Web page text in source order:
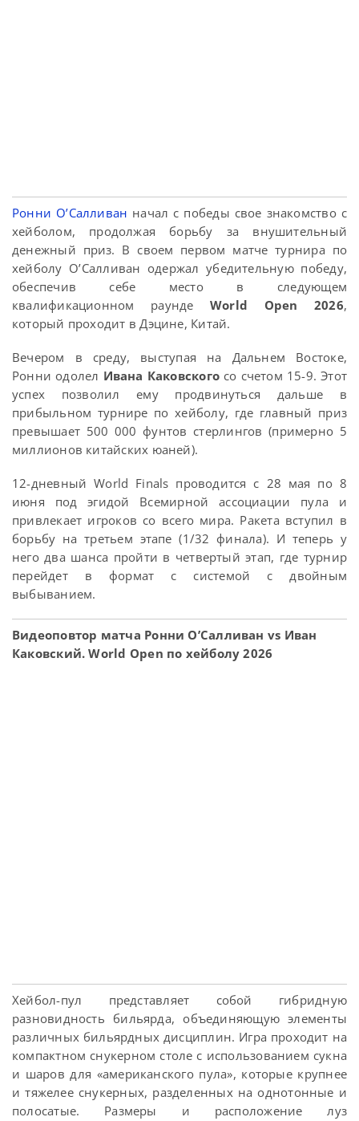
Ронни О’Салливан начал с победы свое знакомство с
хейболом, продолжая борьбу за внушительный
денежный приз. В своем первом матче турнира по
хейболу О’Салливан одержал убедительную победу,
обеспечив себе место в следующем
квалификационном раунде World Open 2026,
который проходит в Дэцине, Китай.
Вечером в среду, выступая на Дальнем Востоке,
Ронни одолел Ивана Каковскогосо счетом 15-9. Этот
успех позволил ему продвинуться дальше в
прибыльном турнире по хейболу, где главный приз
превышает 500 000 фунтов стерлингов (примерно 5
миллионов китайских юаней).
12-дневный World Finals проводится с 28 мая по 8
июня под эгидой Всемирной ассоциации пула и
привлекает игроков со всего мира. Ракета вступил в
борьбу на третьем этапе (1/32 финала). И теперь у
него два шанса пройти в четвертый этап, где турнир
перейдет в формат с системой с двойным
выбыванием.
Видеоповтор матча Ронни О’Салливан vs Иван
Каковский. World Open по хейболу 2026
Хейбол-пул представляет собой гибридную
разновидность бильярда, объединяющую элементы
различных бильярдных дисциплин. Игра проходит на
компактном снукерном столе с использованием сукна
и шаров для «американского пула», которые крупнее
и тяжелее снукерных, разделенных на однотонные и
полосатые. Размеры и расположение луз